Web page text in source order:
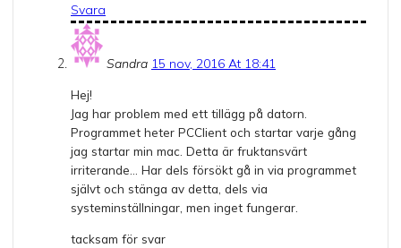
Svara
Sandra 15 nov, 2016 At 18:41
Hej!
Jag har problem med ett tillägg på datorn.
Programmet heter PCClient och startar varje gång
jag startar min mac. Detta är fruktansvärt
irriterande… Har dels försökt gå in via programmet
självt och stänga av detta, dels via
systeminställningar, men inget fungerar.
tacksam för svar